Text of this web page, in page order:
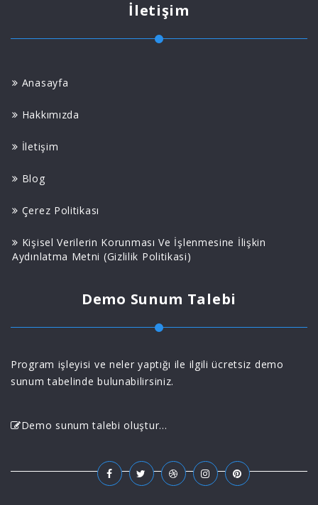
İletişim
Anasayfa
Hakkımızda
İletişim
Blog
Çerez Politikası
Kişisel Verilerin Korunması Ve İşlenmesine İlişkin
Aydınlatma Metni (Gizlilik Politikasi)
Demo Sunum Talebi
Program işleyisi ve neler yaptığı ile ilgili ücretsiz demo
sunum tabelinde bulunabilirsiniz.
Demo sunum talebi oluştur...